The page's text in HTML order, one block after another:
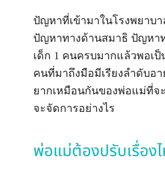
ปัญหาที่เข้ามาในโรงพยา
ปัญหาทางด้านสมาธิ ปัญหา
เด็ก 1 คนครบมากแล้วพอเ
คนที่มาถึงมือมีเรียงลำดับอ
ยากเหมือนกันของพ่อแม่ที่จ
จะจัดการอย่างไร
พ่อแม่ต้องปรับเรื่อง